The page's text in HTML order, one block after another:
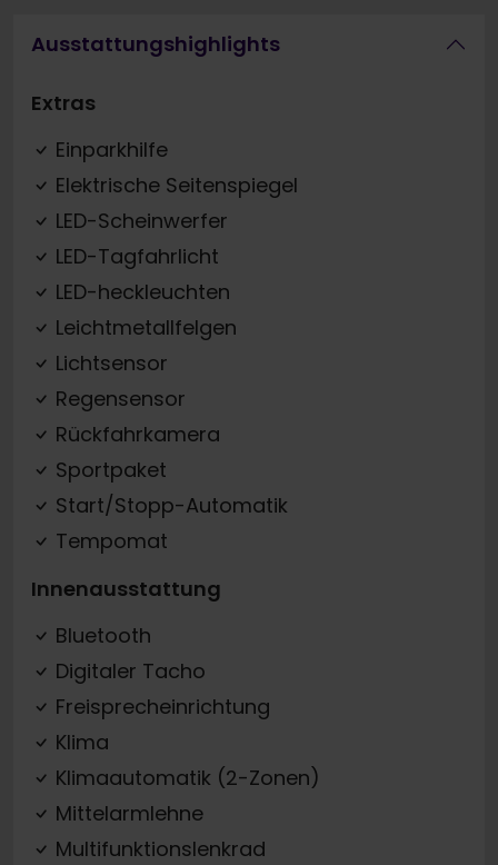
Ausstattungshighlights
Extras
Einparkhilfe
Elektrische Seitenspiegel
LED-Scheinwerfer
LED-Tagfahrlicht
LED-heckleuchten
Leichtmetallfelgen
Lichtsensor
Regensensor
Rückfahrkamera
Sportpaket
Start/Stopp-Automatik
Tempomat
Innenausstattung
Bluetooth
Digitaler Tacho
Freisprecheinrichtung
Klima
Klimaautomatik (2-Zonen)
Mittelarmlehne
Multifunktionslenkrad